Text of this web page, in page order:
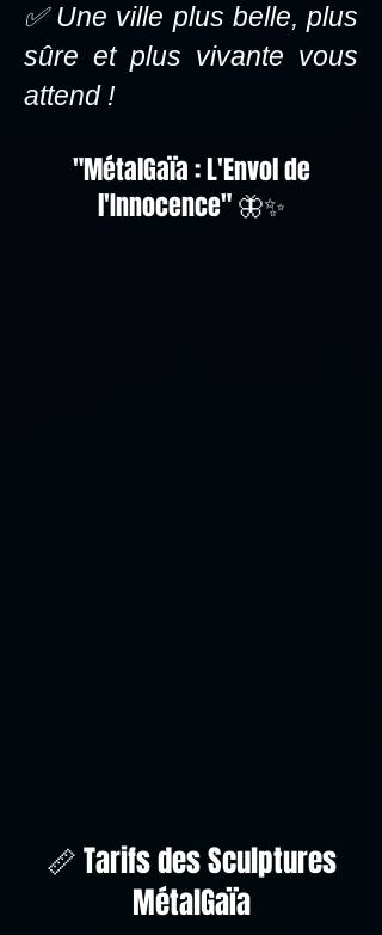
✅ Une ville plus belle, plus
sûre et plus vivante vous
attend !
"MétalGaïa : L'Envol de
l'Innocence" 🦋✨
📏 Tarifs des Sculptures
MétalGaïa